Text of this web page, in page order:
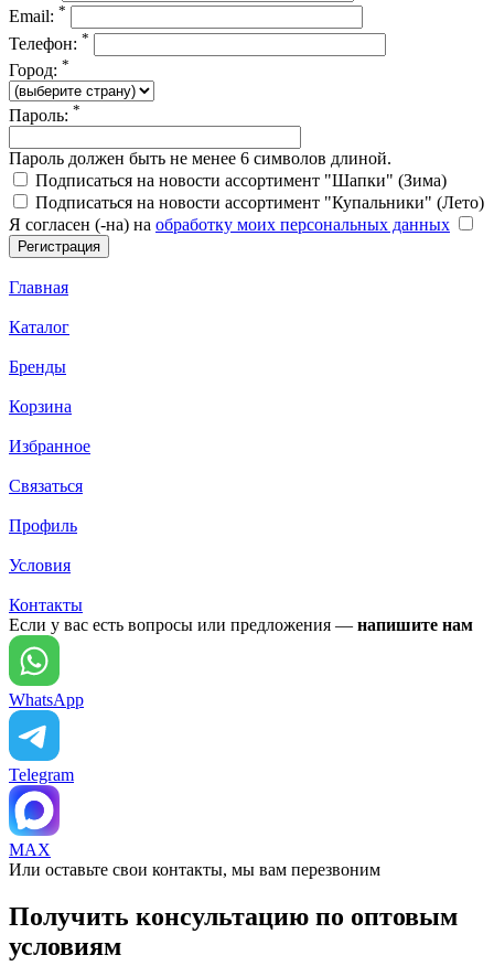
Email: *
Телефон: *
Город: *
Пароль: *
Пароль должен быть не менее 6 символов длиной.
Подписаться на новости ассортимент "Шапки" (Зима)
Подписаться на новости ассортимент "Купальники" (Лето)
Я согласен (-на) на обработку моих персональных данных
Главная
Каталог
Бренды
Корзина
Избранное
Связаться
Профиль
Условия
Контакты
Если у вас есть вопросы или предложения — напишите нам
WhatsApp
Telegram
MAX
Или оставьте свои контакты, мы вам перезвоним
Получить консультацию по оптовым
условиям